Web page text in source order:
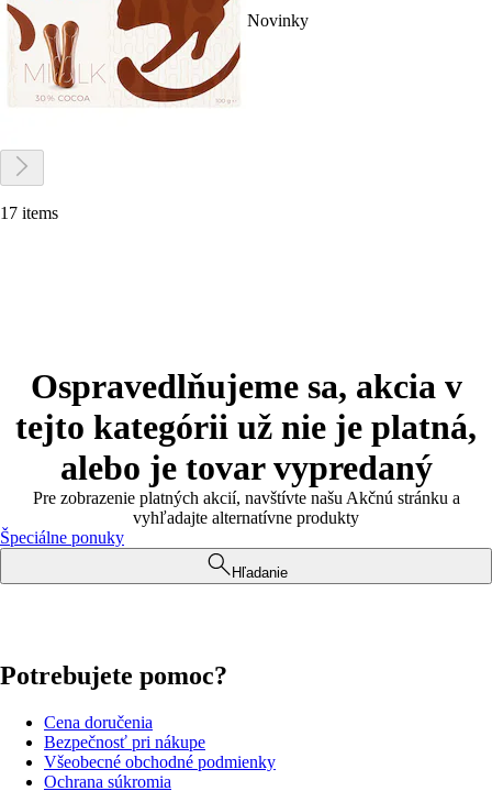
Novinky
17 items
Ospravedlňujeme sa, akcia v
tejto kategórii už nie je platná,
alebo je tovar vypredaný
Pre zobrazenie platných akcií, navštívte našu Akčnú stránku a
vyhľadajte alternatívne produkty
Špeciálne ponuky
Hľadanie
Potrebujete pomoc?
Cena doručenia
Bezpečnosť pri nákupe
Všeobecné obchodné podmienky
Ochrana súkromia